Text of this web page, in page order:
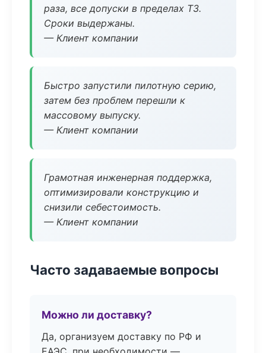
раза, все допуски в пределах ТЗ.
Сроки выдержаны.
— Клиент компании
Быстро запустили пилотную серию,
затем без проблем перешли к
массовому выпуску.
— Клиент компании
Грамотная инженерная поддержка,
оптимизировали конструкцию и
снизили себестоимость.
— Клиент компании
Часто задаваемые вопросы
Можно ли доставку?
Да, организуем доставку по РФ и